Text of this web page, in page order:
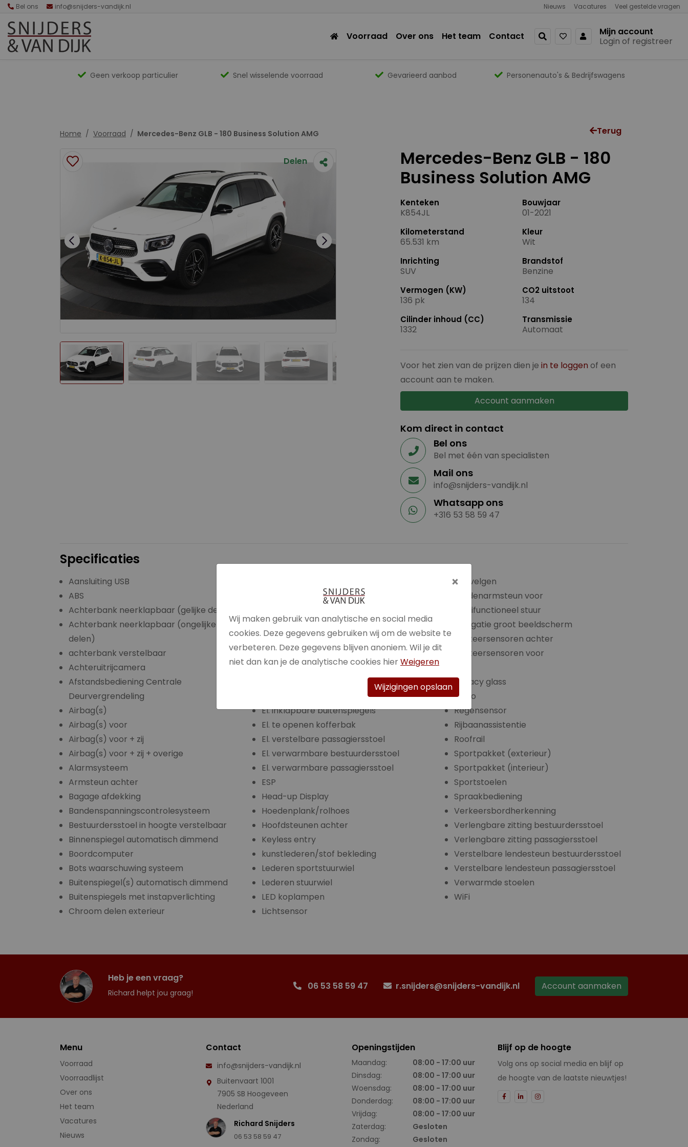
Bel ons info@snijders-vandijk.nl Nieuws Vacatures Veel gestelde vragen
Voorraad Over ons Het team Contact
Mijn account
Login of registreer
Geen verkoop particulier Snel wisselende voorraad Gevarieerd aanbod Personenauto's & Bedrijfswagens
Home Voorraad Mercedes-Benz GLB - 180 Business Solution AMG Terug
Mercedes-Benz GLB - 180
Business Solution AMG
Kenteken
K854JL
Bouwjaar
01-2021
Kilometerstand
65.531 km
Kleur
Wit
Inrichting
SUV
Brandstof
Benzine
Vermogen (KW)
136 pk
CO2 uitstoot
134
Cilinder inhoud (CC)
1332
Transmissie
Automaat
Voor het zien van de prijzen dien je in te loggen of een
account aan te maken.
Account aanmaken
Kom direct in contact
Bel ons
Bel met één van specialisten
Mail ons
info@snijders-vandijk.nl
Whatsapp ons
+316 53 58 59 47
Delen
Specificaties
Aansluiting USB
ABS
Achterbank neerklapbaar (gelijke delen)
Achterbank neerklapbaar (ongelijke
delen)
achterbank verstelbaar
Achteruitrijcamera
Afstandsbediening Centrale
Deurvergrendeling
Airbag(s)
Airbag(s) voor
Airbag(s) voor + zij
Airbag(s) voor + zij + overige
Alarmsysteem
Armsteun achter
Bagage afdekking
Bandenspanningscontrolesysteem
Bestuurdersstoel in hoogte verstelbaar
Binnenspiegel automatisch dimmend
Boordcomputer
Bots waarschuwing systeem
Buitenspiegel(s) automatisch dimmend
Buitenspiegels met instapverlichting
Chroom delen exterieur
Climate control (analoog)
Climate control (L/R gescheiden)
Cruise control
DAB+
Dakrail (zilver)
El. inklapbare buitenspiegels
El. te openen kofferbak
El. verstelbare passagiersstoel
El. verwarmbare bestuurdersstoel
El. verwarmbare passagiersstoel
ESP
Head-up Display
Hoedenplank/rolhoes
Hoofdsteunen achter
Keyless entry
kunstlederen/stof bekleding
Lederen sportstuurwiel
Lederen stuurwiel
LED koplampen
Lichtsensor
LM-velgen
Middenarmsteun voor
Multifunctioneel stuur
Navigatie groot beeldscherm
Parkeersensoren achter
Parkeersensoren voor
Privacy glass
Radio
Regensensor
Rijbaanassistentie
Roofrail
Sportpakket (exterieur)
Sportpakket (interieur)
Sportstoelen
Spraakbediening
Verkeersbordherkenning
Verlengbare zitting bestuurdersstoel
Verlengbare zitting passagiersstoel
Verstelbare lendesteun bestuurdersstoel
Verstelbare lendesteun passagiersstoel
Verwarmde stoelen
WiFi
Heb je een vraag?
Richard helpt jou graag!
06 53 58 59 47 r.snijders@snijders-vandijk.nl Account aanmaken
Menu
Voorraad
Voorraadlijst
Over ons
Het team
Vacatures
Nieuws
Contact
info@snijders-vandijk.nl
Buitenvaart 1001
7905 SB Hoogeveen
Nederland
Richard Snijders
06 53 58 59 47
Openingstijden
Maandag:
08:00 - 17:00 uur
Dinsdag:
08:00 - 17:00 uur
Woensdag:
08:00 - 17:00 uur
Donderdag:
08:00 - 17:00 uur
Vrijdag:
08:00 - 17:00 uur
Zaterdag:
Gesloten
Zondag:
Gesloten
Blijf op de hoogte
Volg ons op social media en blijf op
de hoogte van de laatste nieuwtjes!
×
Wij maken gebruik van analytische en social media
cookies. Deze gegevens gebruiken wij om de website te
verbeteren. Deze gegevens blijven anoniem. Wil je dit
niet dan kan je de analytische cookies hierWeigeren
Wijzigingen opslaan